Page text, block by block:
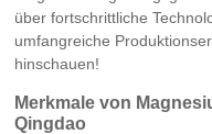
über fortschrittliche
umfangreiche
hinschauen!
Merkmale von
Qingdao